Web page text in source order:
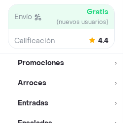
Envío Gratis
(nuevos usuarios)
Calificación 4.4
Promociones
Arroces
Entradas